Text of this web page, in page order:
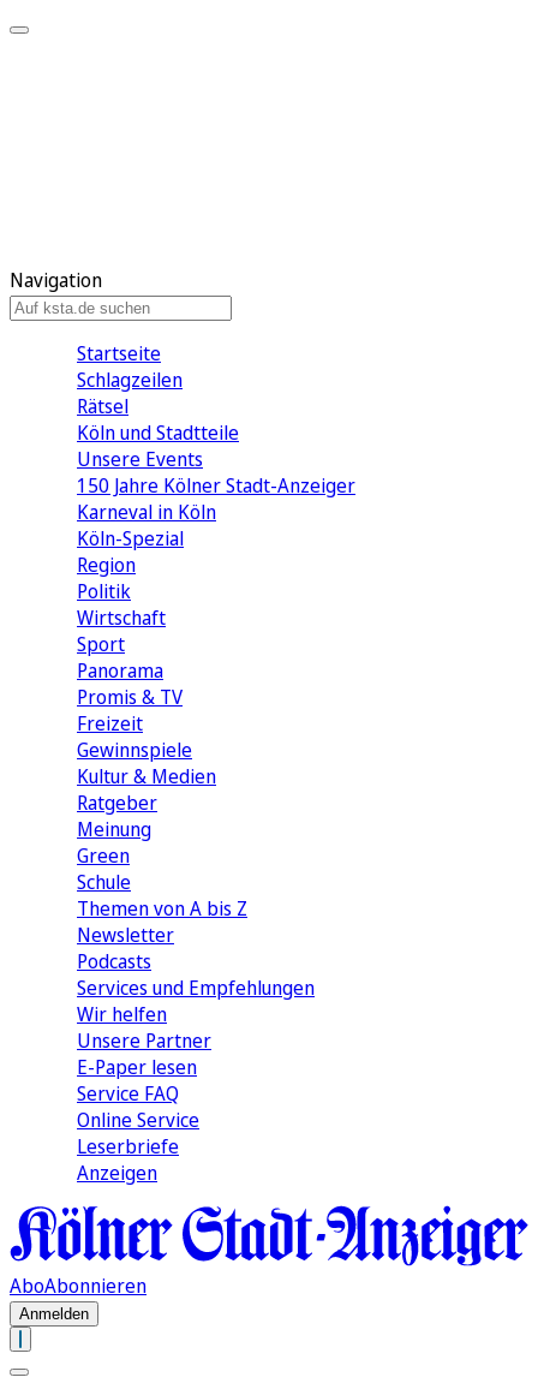
Navigation
Startseite
Schlagzeilen
Rätsel
Köln und Stadtteile
Unsere Events
150 Jahre Kölner Stadt-Anzeiger
Karneval in Köln
Köln-Spezial
Region
Politik
Wirtschaft
Sport
Panorama
Promis & TV
Freizeit
Gewinnspiele
Kultur & Medien
Ratgeber
Meinung
Green
Schule
Themen von A bis Z
Newsletter
Podcasts
Services und Empfehlungen
Wir helfen
Unsere Partner
E-Paper lesen
Service FAQ
Online Service
Leserbriefe
Anzeigen
AboAbonnieren
Anmelden